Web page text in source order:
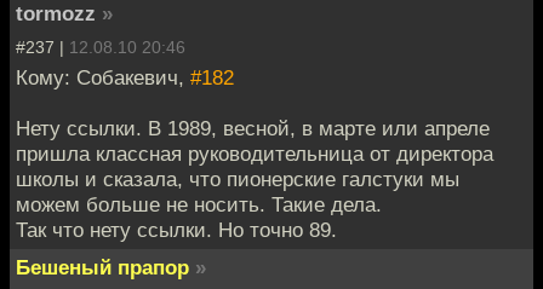
tormozz »
#237 | 12.08.10 20:46
Кому: Собакевич, #182
Нету ссылки. В 1989, весной, в марте или апреле
пришла классная руководительница от директора
школы и сказала, что пионерские галстуки мы
можем больше не носить. Такие дела.
Так что нету ссылки. Но точно 89.
Бешеный прапор »